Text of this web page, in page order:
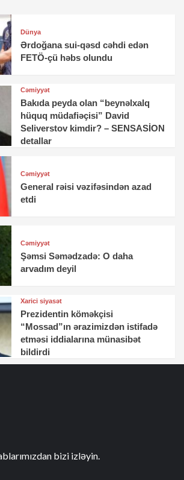
Dünya
Ərdoğana sui-qəsd cəhdi edən
FETÖ-çü həbs olundu
Cəmiyyət
Bakıda peyda olan “beynəlxalq
hüquq müdafiəçisi” David
Seliverstov kimdir? – SENSASİON
detallar
Cəmiyyət
General rəisi vəzifəsindən azad
etdi
Cəmiyyət
Şəmsi Səmədzadə: O daha
arvadım deyil
Xarici siyasət
Prezidentin köməkçisi
“Mossad”ın ərazimizdən istifadə
etməsi iddialarına münasibət
bildirdi
bizi izləyin.